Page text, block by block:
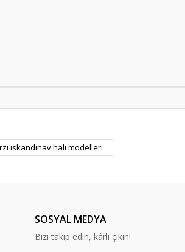
iskandinav halı modelleri
SOSYAL MEDYA
Bizi takip edin, kârlı çıkın!